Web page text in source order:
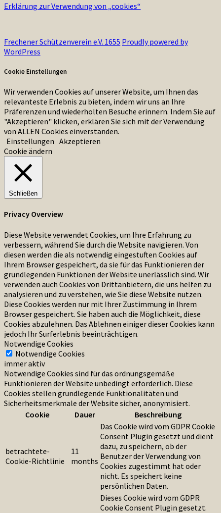
Erklärung zur Verwendung von „cookies“
Frechener Schützenverein e.V. 1655 Proudly powered by
WordPress
Cookie Einstellungen
Wir verwenden Cookies auf unserer Website, um Ihnen das
relevanteste Erlebnis zu bieten, indem wir uns an Ihre
Präferenzen und wiederholten Besuche erinnern. Indem Sie auf
"Akzeptieren" klicken, erklären Sie sich mit der Verwendung
von ALLEN Cookies einverstanden.
Einstellungen Akzeptieren
Cookie ändern
Schließen
Privacy Overview
Diese Website verwendet Cookies, um Ihre Erfahrung zu
verbessern, während Sie durch die Website navigieren. Von
diesen werden die als notwendig eingestuften Cookies auf
Ihrem Browser gespeichert, da sie für das Funktionieren der
grundlegenden Funktionen der Website unerlässlich sind. Wir
verwenden auch Cookies von Drittanbietern, die uns helfen zu
analysieren und zu verstehen, wie Sie diese Website nutzen.
Diese Cookies werden nur mit Ihrer Zustimmung in Ihrem
Browser gespeichert. Sie haben auch die Möglichkeit, diese
Cookies abzulehnen. Das Ablehnen einiger dieser Cookies kann
jedoch Ihr Surferlebnis beeinträchtigen.
Notwendige Cookies
Notwendige Cookies
immer aktiv
Notwendige Cookies sind für das ordnungsgemäße
Funktionieren der Website unbedingt erforderlich. Diese
Cookies stellen grundlegende Funktionalitäten und
Sicherheitsmerkmale der Website sicher, anonymisiert.
Cookie
Dauer Beschreibung
betrachtete-
Cookie-Richtlinie
11
months
Das Cookie wird vom GDPR Cookie
Consent Plugin gesetzt und dient
dazu, zu speichern, ob der
Benutzer der Verwendung von
Cookies zugestimmt hat oder
nicht. Es speichert keine
persönlichen Daten.
Dieses Cookie wird vom GDPR
Cookie Consent Plugin gesetzt.